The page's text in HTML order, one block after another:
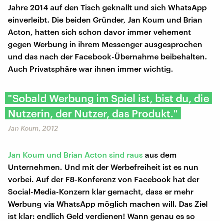
Jahre 2014 auf den Tisch geknallt und sich WhatsApp
einverleibt. Die beiden Gründer, Jan Koum und Brian
Acton, hatten sich schon davor immer vehement
gegen Werbung in ihrem Messenger ausgesprochen
und das nach der Facebook-Übernahme beibehalten.
Auch Privatsphäre war ihnen immer wichtig.
"Sobald Werbung im Spiel ist, bist du, die
Nutzerin, der Nutzer, das Produkt."
Jan Koum, 2012
Jan Koum und Brian Acton sind raus aus dem
Unternehmen. Und mit der Werbefreiheit ist es nun
vorbei. Auf der F8-Konferenz von Facebook hat der
Social-Media-Konzern klar gemacht, dass er mehr
Werbung via WhatsApp möglich machen will. Das Ziel
ist klar: endlich Geld verdienen! Wann genau es so